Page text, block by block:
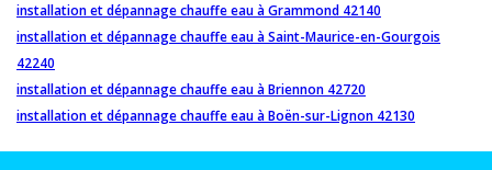
installation et dépannage chauffe eau à Grammond 42140
installation et dépannage chauffe eau à Saint-Maurice-en-Gourgois
42240
installation et dépannage chauffe eau à Briennon 42720
installation et dépannage chauffe eau à Boën-sur-Lignon 42130